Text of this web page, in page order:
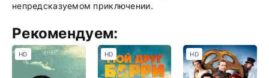
непредсказуемом приключении.
Рекомендуем:
HD HD HD